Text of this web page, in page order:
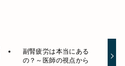
副腎疲労は本当にある
の？～医師の視点から